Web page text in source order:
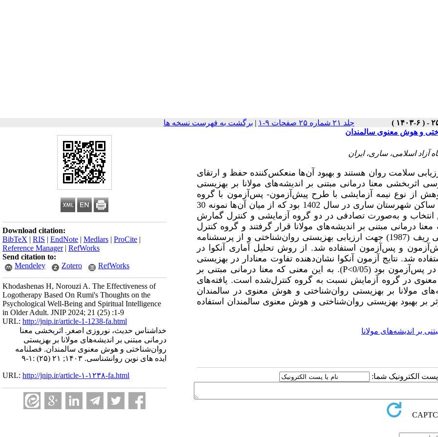
جلد ۲۱ شماره ۲۵ صفحات ۹-۱ | برگشت به فهرست نسخه ها
Download citation:
BibTeX | RIS | EndNote | Medlars | ProCite |
Reference Manager| RefWorks
Send citation to:
Mendeley
Zotero RefWorks
Khodashenas H, Norouzi A. The Effectiveness of
Logotherapy Based On Rumi's Thoughts on the
Psychological Well-Being and Spiritual Intelligence
in Older Adult. JNIP 2024; 21 (25) :1-9
URL: http://jnip.ir/article-1-1238-fa.html
خداشناس حدیث، نوروزی اصغر. اثربخشی معنا
درمانی مبتنی بر اندیشه‌های مولانا بر بهزیستی
روان‌شناختی و هوش معنوی سالمندان. فصلنامه
ایده های نوین روانشناسی. ۱۴۰۳; ۲۱ (۲۵) :۱-۹
URL: http://jnip.ir/article-۱-۱۲۳۸-fa.html
و هوش معنوی سالمندان
آزاد اسلامی، ساری، ایران
سلامت روان هستند و بهبود آن‌ها منعکس‌کننده حفظ و ارتقای
معنا درمانی مبتنی بر اندیشه‌های مولانا بر بهزیستی
از نوع نیمه آزمایشی با طرح پیش‌آزمون- پس‌آزمون با گروه
کنترل بود. جامعه آماری شامل تمامی سالمندان بالای 60 سال ساکن شهرستان ساری در سال 1402 بود که از میان آن‌ها نمونه 30
و به‌صورت تصادفی در دو گروه آزمایشی و کنترل گمارش
هفته تحت مداخله معنا درمانی مبتنی بر اندیشه‌های مولانا قرار گرفتند و گروه کنترل
هیچ مداخله دریافت نکرد. از پرسشنامه بهزیستی روان‌شناختی ریف (1987) جهت ارزیابی بهزیستی روان‌شناختی و از پرسشنامه
در پیش‌آزمون و پس‌آزمون استفاده شد. از روش تحلیل آماری آنکوا در
استفاده شد. نتایج آزمون آنکوا نشان‌دهنده تفاوت معنادار در بهزیستی
پس‌آزمون بود (P<0/05). به این معنی که معنا درمانی مبتنی بر
در گروه آزمایش نسبت به گروه کنترل‌شده است. یافته‌های
مولانا بر بهزیستی روان‌شناختی و هوش معنوی در سالمندان
بر بهبود بهزیستی روان‌شناختی و هوش معنوی سالمندان استفاده
بر اندیشه‌های مولانا
پست الکترونیک شما: